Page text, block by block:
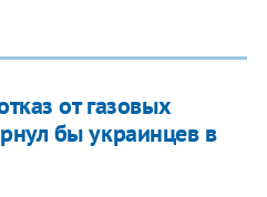
от газовых
бы украинцев в